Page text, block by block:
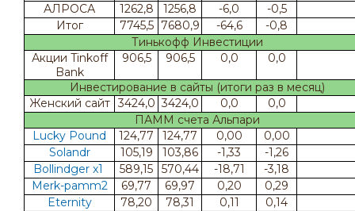
АЛРОСА
1262,8 1256,8 -6,0
-0,5
Итог
7745,5 7680,9 -64,6
-0,8
Тинькофф Инвестиции
Акции Tinkoff
Bank
906,5 906,5 0,0 0,0
Инвестирование в сайты (итоги раз в месяц)
Женский сайт 3424,0 3424,0 0,0
0,0
ПАММ счета Альпари
Lucky Pound
124,77 124,77 0,00
0,00
Solandr
105,19 103,86 -1,33
-1,26
Bollindger x1
589,15 570,44 -18,71
-3,18
Merk-pamm2
69,77 69,97 0,20
0,29
Eternity
78,20 78,31 0,11
0,14